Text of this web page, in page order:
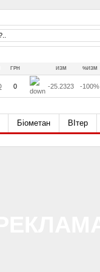
ГРН ИЗМ %ИЗМ
0 -25.2323 -100%
Біометан ВІтер